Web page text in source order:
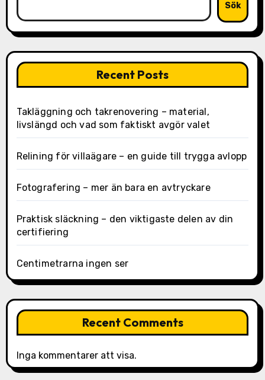
Sök
Recent Posts
Takläggning och takrenovering – material,
livslängd och vad som faktiskt avgör valet
Relining för villaägare – en guide till trygga avlopp
Fotografering – mer än bara en avtryckare
Praktisk släckning – den viktigaste delen av din
certifiering
Centimetrarna ingen ser
Recent Comments
Inga kommentarer att visa.